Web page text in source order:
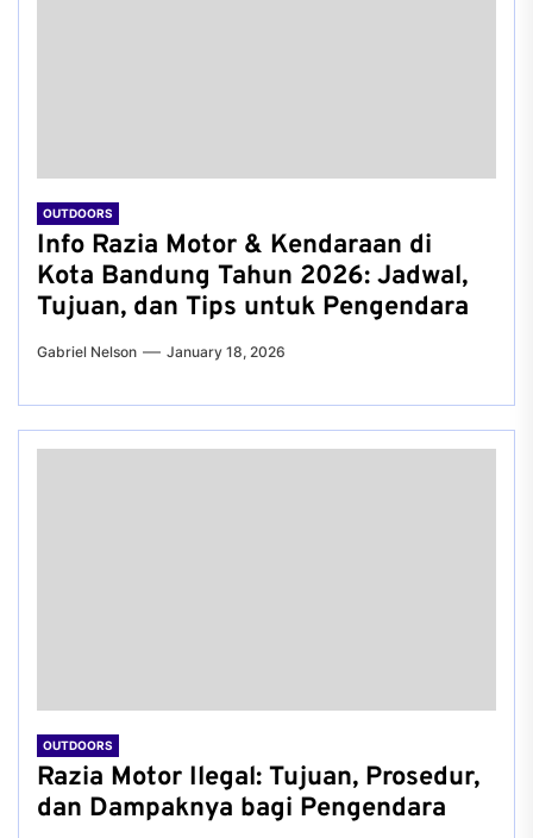
OUTDOORS
Info Razia Motor & Kendaraan di
Kota Bandung Tahun 2026: Jadwal,
Tujuan, dan Tips untuk Pengendara
Gabriel Nelson January 18, 2026
OUTDOORS
Razia Motor Ilegal: Tujuan, Prosedur,
dan Dampaknya bagi Pengendara